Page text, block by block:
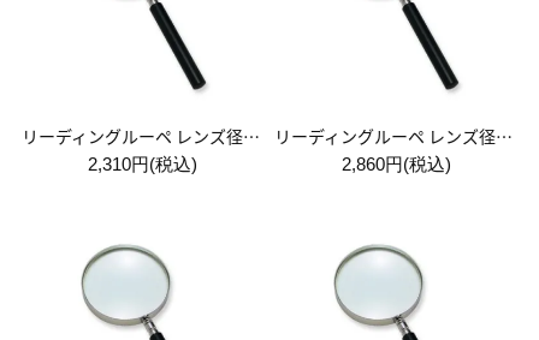
リーディングルーペ レンズ径75mm
2,310円(税込)
リーディングルーペ レンズ径90mm
2,860円(税込)